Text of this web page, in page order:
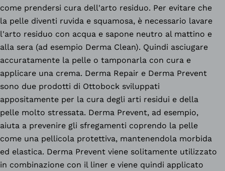
come prendersi cura dell'arto residuo. Per evitare che
la pelle diventi ruvida e squamosa, è necessario lavare
l'arto residuo con acqua e sapone neutro al mattino e
alla sera (ad esempio Derma Clean). Quindi asciugare
accuratamente la pelle o tamponarla con cura e
applicare una crema. Derma Repair e Derma Prevent
sono due prodotti di Ottobock sviluppati
appositamente per la cura degli arti residui e della
pelle molto stressata. Derma Prevent, ad esempio,
aiuta a prevenire gli sfregamenti coprendo la pelle
come una pellicola protettiva, mantenendola morbida
ed elastica. Derma Prevent viene solitamente utilizzato
in combinazione con il liner e viene quindi applicato